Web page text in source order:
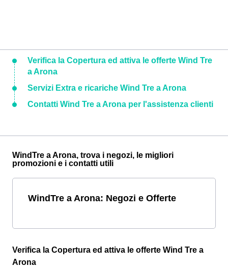
Verifica la Copertura ed attiva le offerte Wind Tre
a Arona
Servizi Extra e ricariche Wind Tre a Arona
Contatti Wind Tre a Arona per l'assistenza clienti
WindTre a Arona, trova i negozi, le migliori
promozioni e i contatti utili
WindTre a Arona: Negozi e Offerte
Verifica la Copertura ed attiva le offerte Wind Tre a
Arona